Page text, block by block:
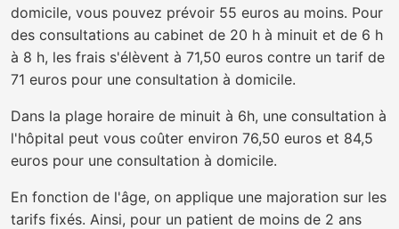
domicile, vous pouvez prévoir 55 euros au moins. Pour
des consultations au cabinet de 20 h à minuit et de 6 h
à 8 h, les frais s'élèvent à 71,50 euros contre un tarif de
71 euros pour une consultation à domicile.
Dans la plage horaire de minuit à 6h, une consultation à
l'hôpital peut vous coûter environ 76,50 euros et 84,5
euros pour une consultation à domicile.
En fonction de l'âge, on applique une majoration sur les
tarifs fixés. Ainsi, pour un patient de moins de 2 ans